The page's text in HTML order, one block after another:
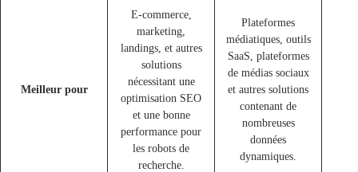
Meilleur pour
E-commerce,
marketing,
landings, et autres
solutions
nécessitant une
optimisation SEO
et une bonne
performance pour
les robots de
recherche.
Plateformes
médiatiques, outils
SaaS, plateformes
de médias sociaux
et autres solutions
contenant de
nombreuses
données
dynamiques.